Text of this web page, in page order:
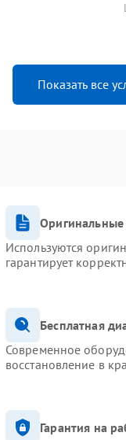
Показать все
Оригинальные
Используются
гарантирует
Бесплатная
Современное
восстановление в
Гарантия на